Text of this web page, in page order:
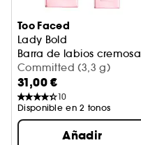
Too Faced
Lady Bold
Barra de labios cremosa
Committed (3,3 g)
31,00 €
10
Disponible en 2 tonos
Añadir